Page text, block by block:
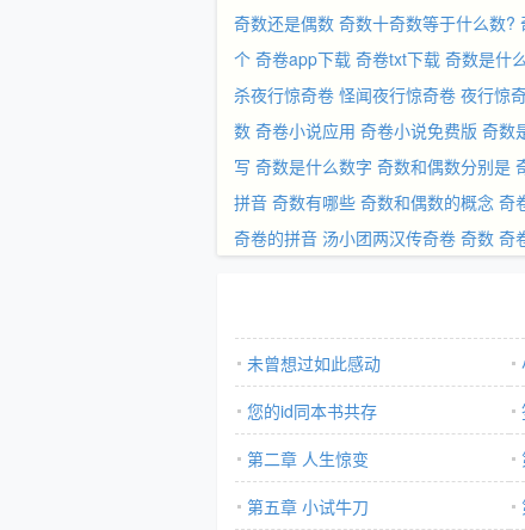
奇数还是偶数 奇数十奇数等于什么数?
个 奇卷app下载 奇卷txt下载 奇数是什
杀夜行惊奇卷 怪闻夜行惊奇卷 夜行惊
数 奇卷小说应用 奇卷小说免费版 奇数
写 奇数是什么数字 奇数和偶数分别是
拼音 奇数有哪些 奇数和偶数的概念 奇
奇卷的拼音 汤小团两汉传奇卷 奇数 奇
未曾想过如此感动
您的id同本书共存
第二章 人生惊变
第五章 小试牛刀